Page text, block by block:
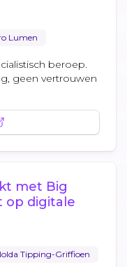
Lumen
beroep.
geen vertrouwen
met Big
op digitale
Tipping-Griffioen